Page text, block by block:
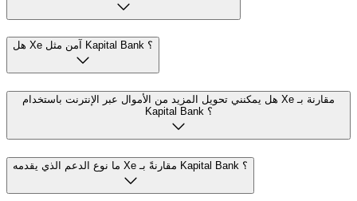
هل Xe آمن مثل Kapital Bank ؟
هل يمكنني تحويل المزيد من الأموال عبر الإنترنت باستخدام Xe مقارنة بـ
Kapital Bank ؟
ما نوع الدعم الذي يقدمه Xe مقارنةً بـ Kapital Bank ؟